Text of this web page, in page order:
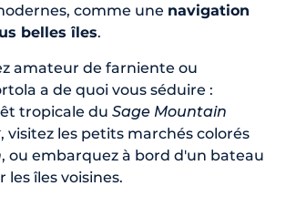
comme une navigation
belles îles.
amateur de farniente ou
a de quoi vous séduire :
tropicale du Sage Mountain
, visitez les petits marchés colorés
, ou embarquez à bord d'un bateau
îles voisines.